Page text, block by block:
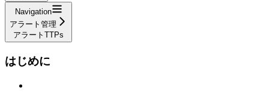
Navigation
アラート管理
アラートTTPs
はじめに